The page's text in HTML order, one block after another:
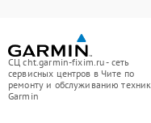
СЦ cht.garmin-fixim.ru - сеть
сервисных центров в Чите по
ремонту и обслуживанию
Garmin